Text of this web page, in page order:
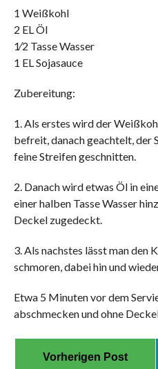
1 Weißkohl
2 EL Öl
1∕2 Tasse Wasser
1 EL Sojasauce
Zubereitung:
1. Als erstes wird der
befreit, danach geachtelt, der
feine Streifen geschnitten.
2. Danach wird etwas Öl in
einer halben Tasse Wasser
Deckel zugedeckt.
3. Als nachstes lässt man den
schmoren, dabei hin und
Etwa 5 Minuten vor dem
abschmecken und ohne
Vorherigen Post